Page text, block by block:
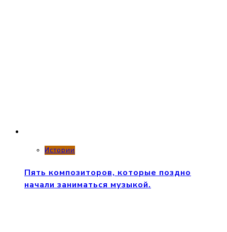
Истории
Пять композиторов, которые поздно
начали заниматься музыкой.